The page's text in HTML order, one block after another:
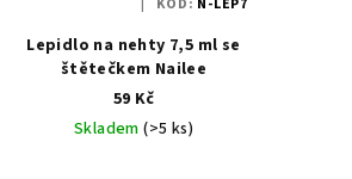
Lepidlo na nehty 7,5 ml se
štětečkem Nailee
59 Kč
Skladem(>5 ks)